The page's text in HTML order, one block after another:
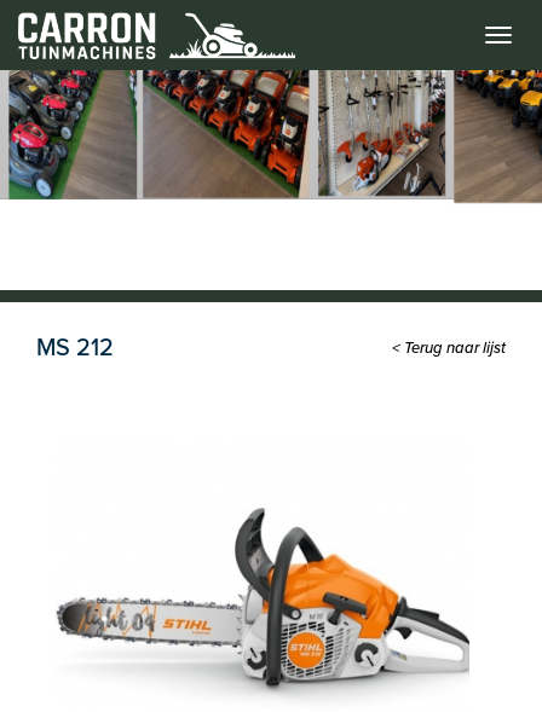
Menu
MS 212 < Terug naar lijst